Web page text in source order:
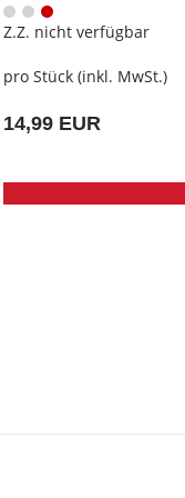
Z.Z. nicht verfügbar
pro Stück (inkl. MwSt.)
14,99 EUR